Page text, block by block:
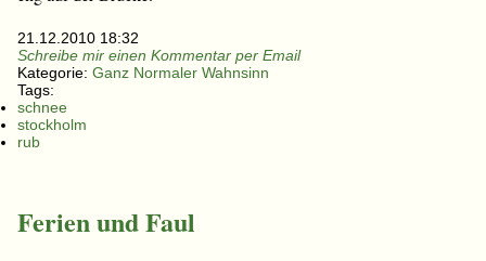
21.12.2010 18:32
Schreibe mir einen Kommentar per Email
Kategorie: Ganz Normaler Wahnsinn
Tags:
schnee
stockholm
rub
Ferien und Faul